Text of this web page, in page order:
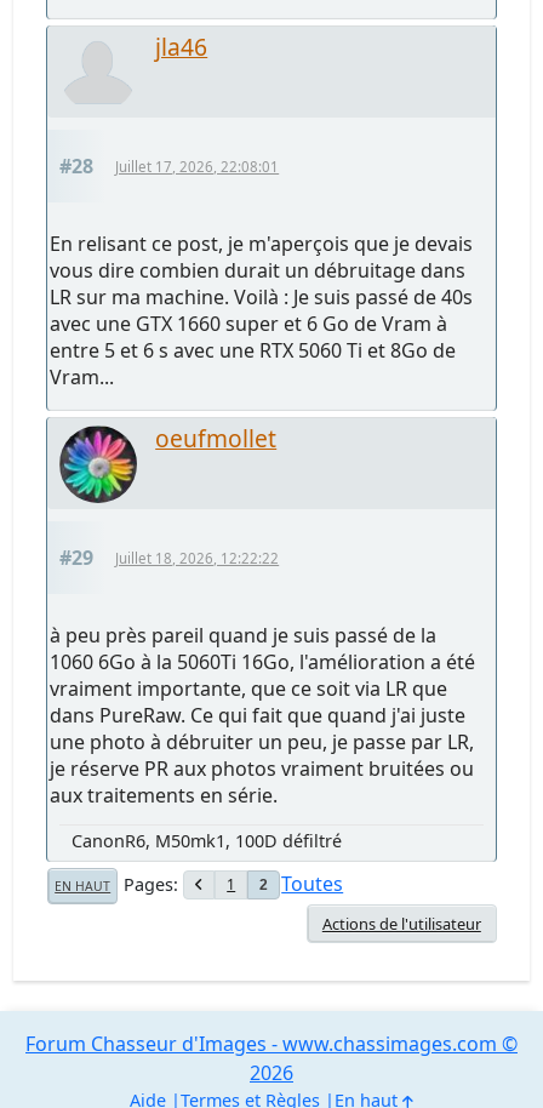
jla46
#28 Juillet 17, 2026, 22:08:01
En relisant ce post, je m'aperçois que je devais
vous dire combien durait un débruitage dans
LR sur ma machine. Voilà : Je suis passé de 40s
avec une GTX 1660 super et 6 Go de Vram à
entre 5 et 6 s avec une RTX 5060 Ti et 8Go de
Vram...
oeufmollet
#29 Juillet 18, 2026, 12:22:22
à peu près pareil quand je suis passé de la
1060 6Go à la 5060Ti 16Go, l'amélioration a été
vraiment importante, que ce soit via LR que
dans PureRaw. Ce qui fait que quand j'ai juste
une photo à débruiter un peu, je passe par LR,
je réserve PR aux photos vraiment bruitées ou
aux traitements en série.
CanonR6, M50mk1, 100D défiltré
EN HAUT Pages 1 2 Toutes
Actions de l'utilisateur
Forum Chasseur d'Images - www.chassimages.com ©
2026
Aide Termes et Règles En haut